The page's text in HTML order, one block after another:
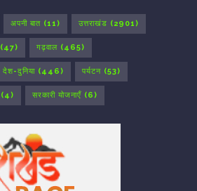
अपनी बात (11) उत्तराखंड (2901)
(47) गढ़वाल (465)
देश-दुनिया (446) पर्यटन (53)
(4) सरकारी योजनाएँ (6)